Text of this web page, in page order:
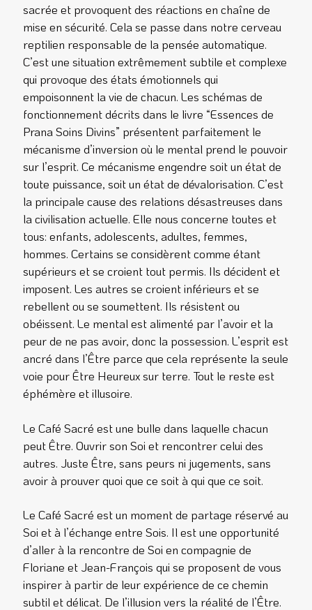
sacrée et provoquent des réactions en chaîne de
mise en sécurité. Cela se passe dans notre cerveau
reptilien responsable de la pensée automatique.
C’est une situation extrêmement subtile et complexe
qui provoque des états émotionnels qui
empoisonnent la vie de chacun. Les schémas de
fonctionnement décrits dans le livre “Essences de
Prana Soins Divins” présentent parfaitement le
mécanisme d’inversion où le mental prend le pouvoir
sur l’esprit. Ce mécanisme engendre soit un état de
toute puissance, soit un état de dévalorisation. C’est
la principale cause des relations désastreuses dans
la civilisation actuelle. Elle nous concerne toutes et
tous: enfants, adolescents, adultes, femmes,
hommes. Certains se considèrent comme étant
supérieurs et se croient tout permis. Ils décident et
imposent. Les autres se croient inférieurs et se
rebellent ou se soumettent. Ils résistent ou
obéissent. Le mental est alimenté par l’avoir et la
peur de ne pas avoir, donc la possession. L’esprit est
ancré dans l’Être parce que cela représente la seule
voie pour Être Heureux sur terre. Tout le reste est
éphémère et illusoire.
Le Café Sacré est une bulle dans laquelle chacun
peut Être. Ouvrir son Soi et rencontrer celui des
autres. Juste Être, sans peurs ni jugements, sans
avoir à prouver quoi que ce soit à qui que ce soit.
Le Café Sacré est un moment de partage réservé au
Soi et à l’échange entre Sois. Il est une opportunité
d’aller à la rencontre de Soi en compagnie de
Floriane et Jean-François qui se proposent de vous
inspirer à partir de leur expérience de ce chemin
subtil et délicat. De l’illusion vers la réalité de l’Être.